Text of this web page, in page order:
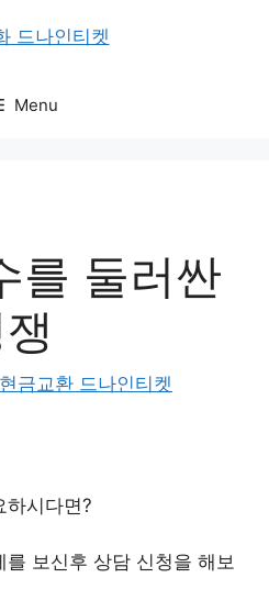
Menu
를 둘러싼
현금교환 드나인티켓
하시다면?
보신후 상담 신청을 해보